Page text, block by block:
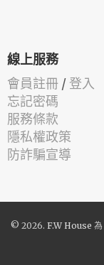
線上服務
會員註冊 / 登入
忘記密碼
服務條款
隱私權政策
防詐騙宣導
© 2026. F.W House 為